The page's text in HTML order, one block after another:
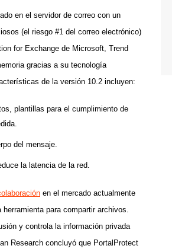
en el servidor de correo con un
(el riesgo #1 del correo electrónico)
for Exchange de Microsoft, Trend
gracias a su tecnología
de la versión 10.2 incluyen:
plantillas para el cumplimiento de
del mensaje.
la latencia de la red.
en el mercado actualmente
para compartir archivos.
y controla la información privada
Research concluyó que PortalProtect